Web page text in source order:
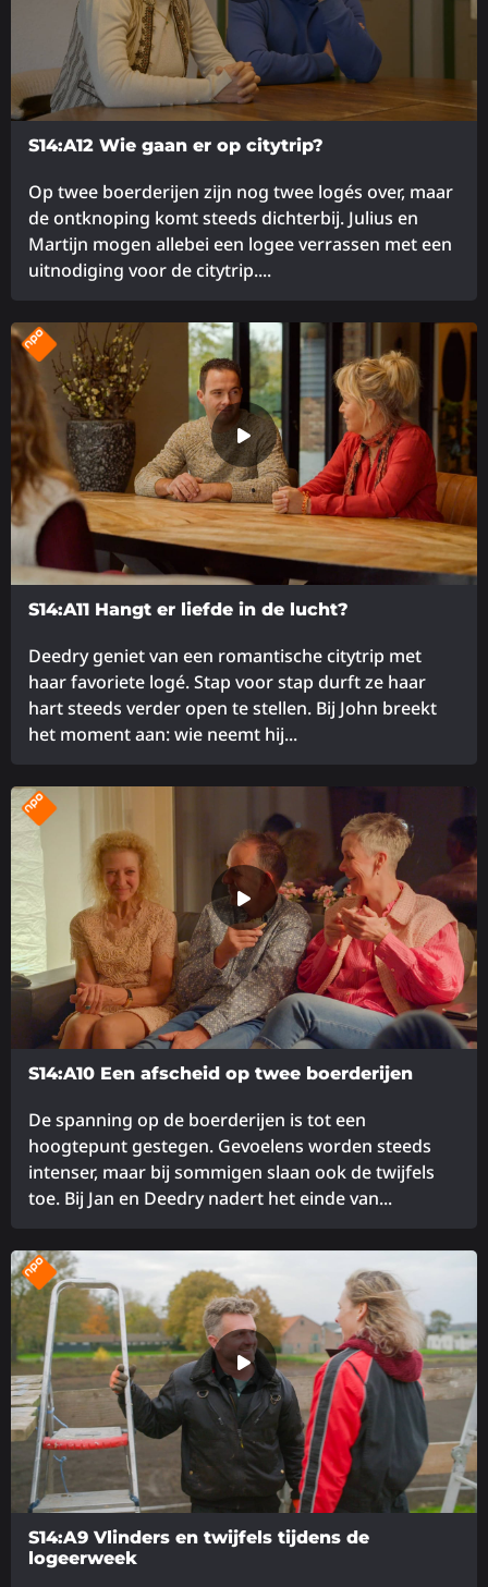
S14:A12 Wie gaan er op citytrip?
Op twee boerderijen zijn nog twee logés over, maar
de ontknoping komt steeds dichterbij. Julius en
Martijn mogen allebei een logee verrassen met een
uitnodiging voor de citytrip....
meer
over
S14:A11 Hangt er liefde in de lucht?
Deedry geniet van een romantische citytrip met
haar favoriete logé. Stap voor stap durft ze haar
hart steeds verder open te stellen. Bij John breekt
het moment aan: wie neemt hij...
meer
over
S14:A10 Een afscheid op twee boerderijen
De spanning op de boerderijen is tot een
hoogtepunt gestegen. Gevoelens worden steeds
intenser, maar bij sommigen slaan ook de twijfels
toe. Bij Jan en Deedry nadert het einde van...
meer
over
S14:A9 Vlinders en twijfels tijdens de
logeerweek